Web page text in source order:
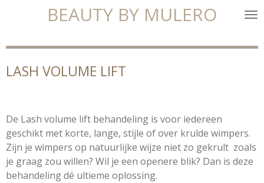
hoofdinhoud
BEAUTY BY MULERO
LASH VOLUME LIFT
De Lash volume lift behandeling is voor iedereen
geschikt met korte, lange, stijle of over krulde wimpers.
Zijn je wimpers op natuurlijke wijze niet zo gekrult zoals
je graag zou willen? Wil je een openere blik? Dan is deze
behandeling dé ultieme oplossing.